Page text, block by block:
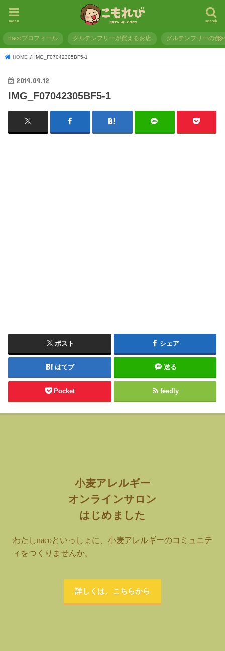
search
menu
nacoプロフィール グルテンフリーが買えるお店 グルテンフリーの食
HOME IMG_F07042305BF5-1
2019.09.12
IMG_F07042305BF5-1
ポスト シェア
はてブ 送る
Pocket feedly
小麦アレルギー
オンラインサロン
はじめました
わたしnacoといっしょに、小麦アレルギーのコミュニテ
ィをつくりませんか。
詳しくは、こちらから